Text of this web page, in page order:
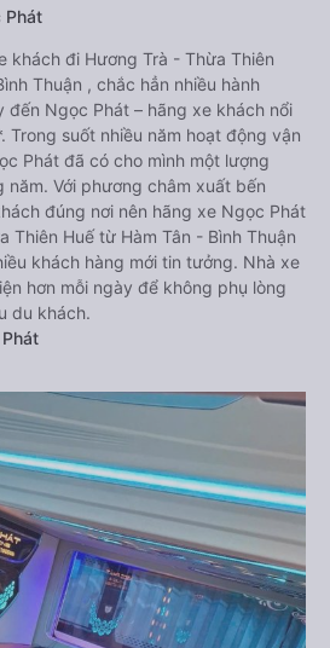
Phát
khách đi Hương Trà - Thừa Thiên
Thuận , chắc hẳn nhiều hành
đến Ngọc Phát – hãng xe khách nổi
Trong suốt nhiều năm hoạt động vận
Phát đã có cho mình một lượng
năm. Với phương châm xuất bến
đúng nơi nên hãng xe Ngọc Phát
Thiên Huế từ Hàm Tân - Bình Thuận
khách hàng mới tin tưởng. Nhà xe
hơn mỗi ngày để không phụ lòng
du khách.